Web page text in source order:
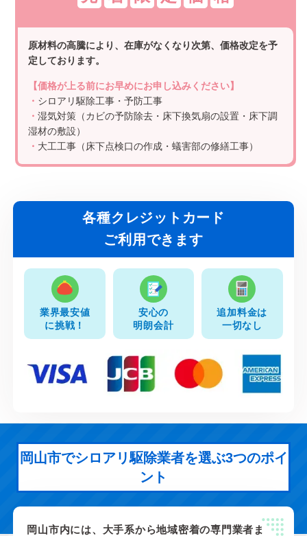
原材料の高騰により、在庫がなくなり次第、価格改定を予
定しております。
【価格が上る前にお早めにお申し込みください】
・ シロアリ駆除工事・予防工事
・湿気対策（カビの予防除去・床下換気扇の設置・床下調
湿材の敷設）
・ 大工工事（床下点検口の作成・蟻害部の修繕工事）
各種クレジットカード
ご利用できます
業界最安値
に挑戦！
安心の
明朗会計
追加料金は
一切なし
岡山市でシロアリ駆除業者を選ぶ3つのポイ
ント
岡山市内には、大手系から地域密着の専門業者ま